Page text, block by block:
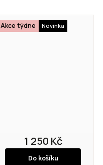
Akce týdne Novinka
1 250 Kč
Do košíku